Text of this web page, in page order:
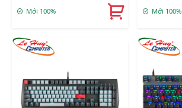
Mới 100% Mới 100%